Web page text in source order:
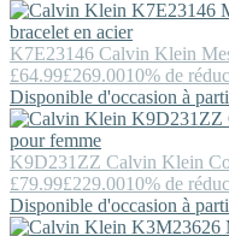
K7E23146 Calvin Klein
£64.99£269.0010% de
Disponible d'occasion à
K9D231ZZ Calvin Klein
£79.99£229.0010% de
Disponible d'occasion à